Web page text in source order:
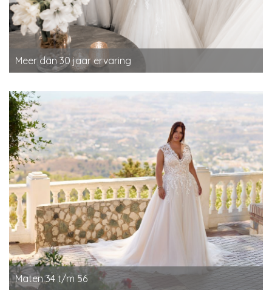
Meer dan 30 jaar ervaring
Maten 34 t/m 56